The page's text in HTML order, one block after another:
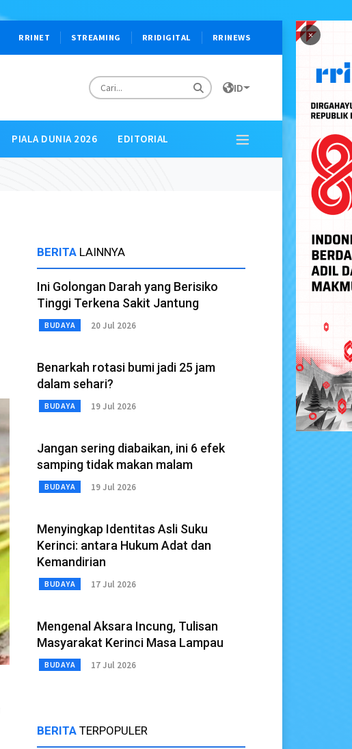
×
RRINET STREAMING RRIDIGITAL RRINEWS
ID
PIALA DUNIA 2026 EDITORIAL
BERITA LAINNYA
Ini Golongan Darah yang Berisiko
Tinggi Terkena Sakit Jantung
BUDAYA 20 Jul 2026
Benarkah rotasi bumi jadi 25 jam
dalam sehari?
BUDAYA 19 Jul 2026
Jangan sering diabaikan, ini 6 efek
samping tidak makan malam
BUDAYA 19 Jul 2026
Menyingkap Identitas Asli Suku
Kerinci: antara Hukum Adat dan
Kemandirian
BUDAYA 17 Jul 2026
Mengenal Aksara Incung, Tulisan
Masyarakat Kerinci Masa Lampau
BUDAYA 17 Jul 2026
BERITA TERPOPULER